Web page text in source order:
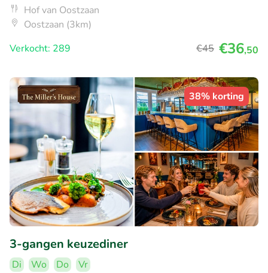
Hof van Oostzaan
Oostzaan (3km)
Verkocht: 289
€45 €36,50
38% korting
3-gangen keuzediner
Di Wo Do Vr